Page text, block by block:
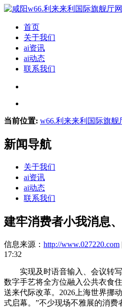
首页
关于我们
ai资讯
ai动态
联系我们
当前位置: w66.利来来利国际旗舰
新闻导航
关于我们
ai资讯
ai动态
联系我们
建牢消费者小我消息
信息来源： http://www.027220.com
17:32
实现及时语音输入、会议转写
数字手艺将全方位融入公共衣食
送来代际改革。2026上海世界挪
式启幕。”不少现场不雅展的消